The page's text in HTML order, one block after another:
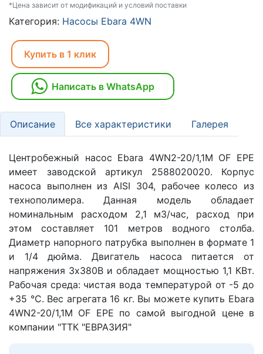
*Цена зависит от модификаций и условий поставки
Категория: Насосы Ebara 4WN
Купить в 1 клик
Написать в WhatsApp
Описание Все характеристики Галерея
Центробежный насос Ebara 4WN2-20/1,1M OF EPE
имеет заводской артикул 2588020020. Корпус
насоса выполнен из AISI 304, рабочее колесо из
технополимера. Данная модель обладает
номинальным расходом 2,1 м3/час, расход при
этом составляет 101 метров водного столба.
Диаметр напорного патрубка выполнен в формате 1
и 1/4 дюйма. Двигатель насоса питается от
напряжения 3х380В и обладает мощностью 1,1 КВт.
Рабочая среда: чистая вода температурой от -5 до
+35 °C. Вес агрегата 16 кг. Вы можете купить Ebara
4WN2-20/1,1M OF EPE по самой выгодной цене в
компании "ТТК "ЕВРАЗИЯ"